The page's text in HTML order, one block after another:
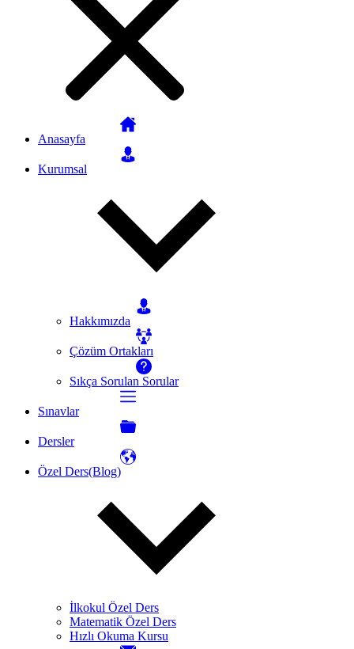
Anasayfa
Kurumsal
Hakkımızda
Çözüm Ortakları
Sıkça Sorulan Sorular
Sınavlar
Dersler
Özel Ders(Blog)
İlkokul Özel Ders
Matematik Özel Ders
Hızlı Okuma Kursu